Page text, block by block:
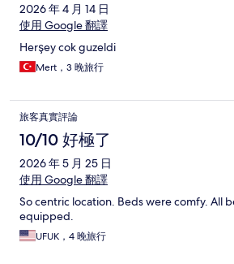
2026 年 4 月 14 日
使用 Google 翻譯
Herşey cok guzeldi
Mert，3 晚旅行
旅客真實評論
10/10 好極了
2026 年 5 月 25 日
使用 Google 翻譯
So centric location. Beds were comfy. All
equipped.
UFUK，4 晚旅行